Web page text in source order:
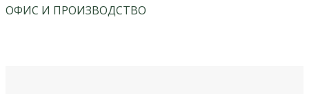
ОФИС И ПРОИЗВОДСТВО